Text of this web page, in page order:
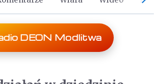
DEON Modlitwa